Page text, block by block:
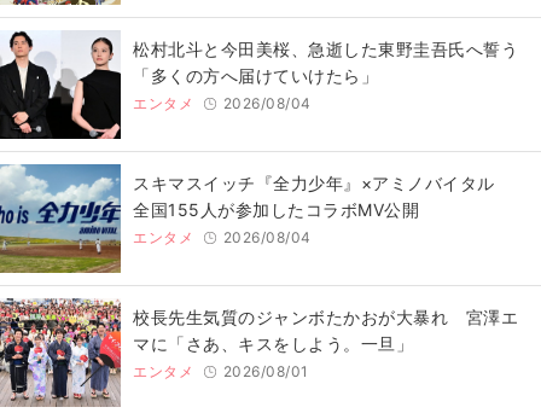
松村北斗と今田美桜、急逝した東野圭吾氏へ誓う
「多くの方へ届けていけたら」
エンタメ 2026/08/04
スキマスイッチ『全力少年』×アミノバイタル
全国155人が参加したコラボMV公開
エンタメ 2026/08/04
校長先生気質のジャンボたかおが大暴れ 宮澤エ
マに「さあ、キスをしよう。一旦」
エンタメ 2026/08/01